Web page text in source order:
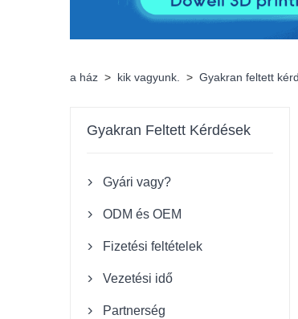
a ház > kik vagyunk. > Gyakran feltett
Gyakran Feltett Kérdések
 Gyári vagy?
 ODM és OEM
 Fizetési feltételek
 Vezetési idő
 Partnerség